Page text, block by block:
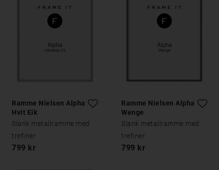
Ramme Nielsen Alpha
Hvit Eik
Slank metallramme med
trefiner
799 kr
Ramme Nielsen Alpha
Wenge
Slank metallramme med
trefiner
799 kr